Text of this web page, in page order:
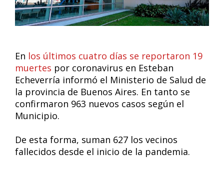
En los últimos cuatro días se reportaron 19
muertes por coronavirus en Esteban
Echeverría informó el Ministerio de Salud de
la provincia de Buenos Aires. En tanto se
confirmaron 963 nuevos casos según el
Municipio.
De esta forma, suman 627 los vecinos
fallecidos desde el inicio de la pandemia.